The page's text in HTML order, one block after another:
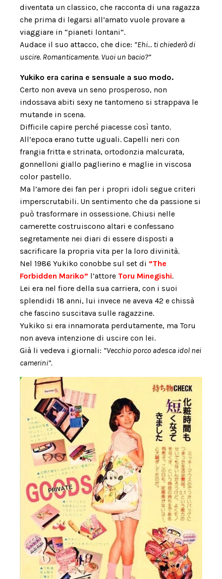
diventata un classico, che racconta di una ragazza
che prima di legarsi all’amato vuole provare a
viaggiare in “pianeti lontani”.
Audace il suo attacco, che dice: “Ehi… ti chiederò di
uscire. Romanticamente. Vuoi un bacio?”
Yukiko era carina e sensuale a suo modo.
Certo non aveva un seno prosperoso, non
indossava abiti sexy ne tantomeno si strappava le
mutande in scena.
Difficile capire perché piacesse così tanto.
All’epoca erano tutte uguali. Capelli neri con
frangia fritta e strinata, ortodonzia malcurata,
gonnelloni giallo paglierino e maglie in viscosa
color pastello.
Ma l’amore dei fan per i propri idoli segue criteri
imperscrutabili. Un sentimento che da passione si
può trasformare in ossessione. Chiusi nelle
camerette costruiscono altari e confessano
segretamente nei diari di essere disposti a
sacrificare la propria vita per la loro divinità.
Nel 1986 Yukiko conobbe sul set di “The
Forbidden Mariko” l’attore Toru Minegishi.
Lei era nel fiore della sua carriera, con i suoi
splendidi 18 anni, lui invece ne aveva 42 e chissà
che fascino suscitava sulle ragazzine.
Yukiko si era innamorata perdutamente, ma Toru
non aveva intenzione di uscire con lei.
Già li vedeva i giornali: “Vecchio porco adesca idol nei
camerini”.